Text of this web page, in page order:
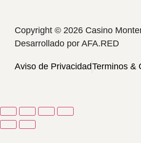
Copyright © 2026 Casino
Desarrollado por AFA.RED
Aviso de PrivacidadTerminos &